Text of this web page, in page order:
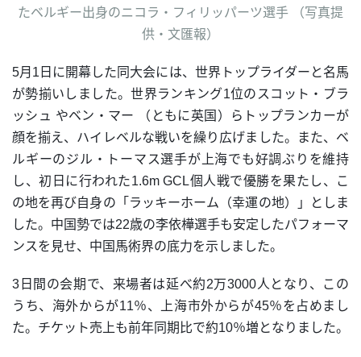
たベルギー出身のニコラ・フィリッパーツ選手 （写真提
供・文匯報）
5月1日に開幕した同大会には、世界トップライダーと名馬
が勢揃いしました。世界ランキング1位のスコット・ブラ
ッシュ やベン・マー （ともに英国）らトップランカーが
顔を揃え、ハイレベルな戦いを繰り広げました。また、ベ
ルギーのジル・トーマス選手が上海でも好調ぶりを維持
し、初日に行われた1.6m GCL個人戦で優勝を果たし、こ
の地を再び自身の「ラッキーホーム（幸運の地）」としま
した。中国勢では22歳の李依樺選手も安定したパフォーマ
ンスを見せ、中国馬術界の底力を示しました。
3日間の会期で、来場者は延べ約2万3000人となり、この
うち、海外からが11％、上海市外からが45％を占めまし
た。チケット売上も前年同期比で約10％増となりました。